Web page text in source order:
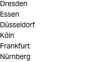
Dresden
Essen
Düsseldorf
Köln
Frankfurt
Nürnberg